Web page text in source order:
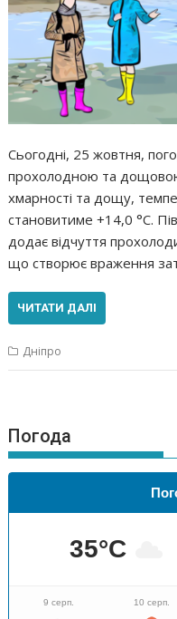
Сьогодні, 25 жовтня,
прохолодною та
хмарності та дощу,
становитиме +14,0 °С.
додає відчуття
що створює враження
ЧИТАТИ ДАЛІ
Дніпро
Погода
35°C
9 серп. 10 серп.